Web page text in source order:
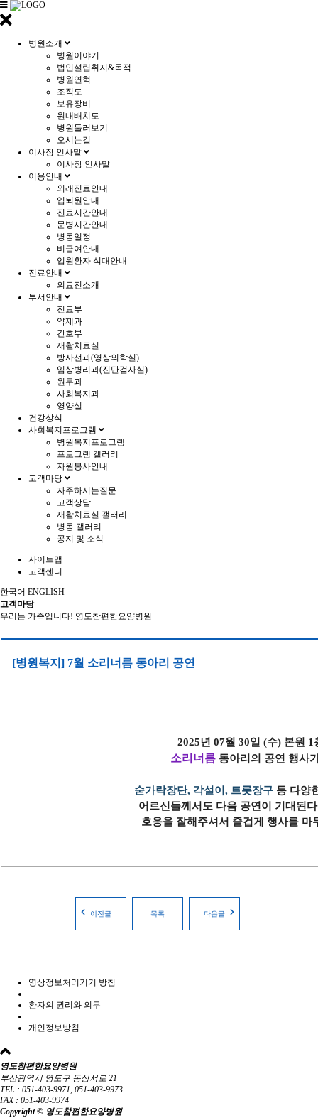
병원소개
병원이야기
법인설립취지&목적
병원연혁
조직도
보유장비
원내배치도
병원둘러보기
오시는길
이사장 인사말
이사장 인사말
이용안내
외래진료안내
입퇴원안내
진료시간안내
문병시간안내
병동일정
비급여안내
입원환자 식대안내
진료안내
의료진소개
부서안내
진료부
약제과
간호부
재활치료실
방사선과(영상의학실)
임상병리과(진단검사실)
원무과
사회복지과
영양실
건강상식
사회복지프로그램
병원복지프로그램
프로그램 갤러리
자원봉사안내
고객마당
자주하시는질문
고객상담
재활치료실 갤러리
병동 갤러리
공지 및 소식
사이트맵
고객센터
한국어 ENGLISH
고객마당
우리는 가족입니다! 영도참편한요양병원
[병원복지] 7월 소리너름 동아리 공연
2025년 07월 30일 (수) 본원
소리너름 동아리의 공연 행사
숟가락장단, 각설이, 트롯장구 등 다양
어르신들께서도 다음 공연이 기대된
호응을 잘해주셔서 즐겁게 행사를
이전글 목록 다음글
영상정보처리기기 방침
환자의 권리와 의무
개인정보방침
영도참편한요양병원
부산광역시 영도구 동삼서로 21
TEL : 051-403-9971, 051-403-9973
FAX : 051-403-9974
Copyright © 영도참편한요양병원